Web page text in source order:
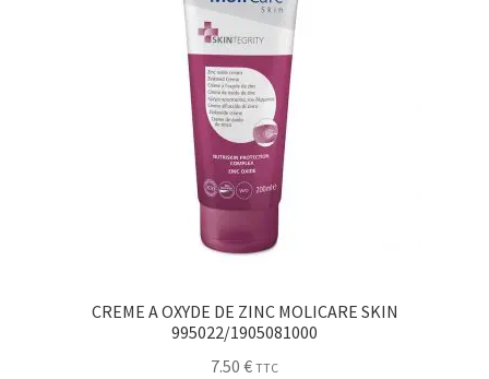
CREME A OXYDE DE ZINC MOLICARE SKIN
995022/1905081000
7.50 € TTC